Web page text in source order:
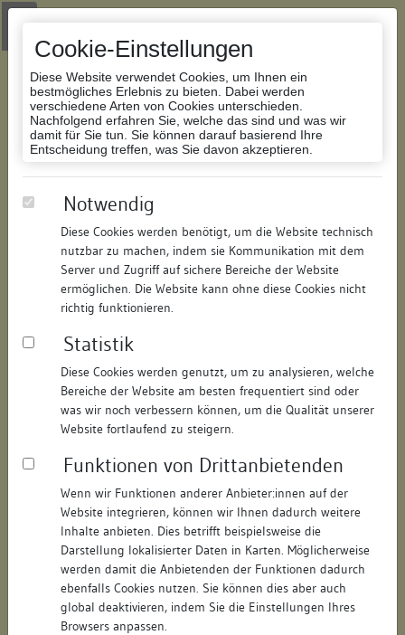
Cookie-Einstellungen
Diese Website verwendet Cookies, um Ihnen ein
bestmögliches Erlebnis zu bieten. Dabei werden
verschiedene Arten von Cookies unterschieden.
Nachfolgend erfahren Sie, welche das sind und was wir
damit für Sie tun. Sie können darauf basierend Ihre
Entscheidung treffen, was Sie davon akzeptieren.
Notwendig
Diese Cookies werden benötigt, um die Website technisch
nutzbar zu machen, indem sie Kommunikation mit dem
Server und Zugriff auf sichere Bereiche der Website
ermöglichen. Die Website kann ohne diese Cookies nicht
richtig funktionieren.
Statistik
Diese Cookies werden genutzt, um zu analysieren, welche
Bereiche der Website am besten frequentiert sind oder
was wir noch verbessern können, um die Qualität unserer
Website fortlaufend zu steigern.
Funktionen von Drittanbietenden
Wenn wir Funktionen anderer Anbieter:innen auf der
Website integrieren, können wir Ihnen dadurch weitere
Inhalte anbieten. Dies betrifft beispielsweise die
Darstellung lokalisierter Daten in Karten. Möglicherweise
werden damit die Anbietenden der Funktionen dadurch
ebenfalls Cookies nutzen. Sie können dies aber auch
global deaktivieren, indem Sie die Einstellungen Ihres
Browsers anpassen.
Zur Navigation springen
Zum Inhalt der Website springen
Datenbank Bauforschung/Restaurierung
135336989820/Datum:04.05.2016
Datenbestand:
Bauforschung und Restaurierung
Als PDF herunterladen:
Objektdaten
Straße: Bügelestorstraße
Hausnummer: 12a
Postleitzahl: 74354
Stadt-Teilort: Besigheim
Regierungsbezirk: Stuttgart
Ludwigsburg (Landkreis)
Wohnplatzschlüssel: 8118007001